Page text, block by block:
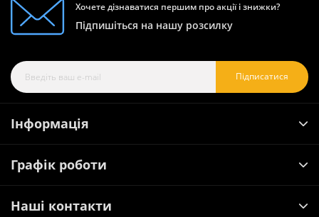
Хочете дізнаватися першим про акції і знижки?
Підпишіться на нашу розсилку
Підписатися
Інформація
Графік роботи
Наші контакти